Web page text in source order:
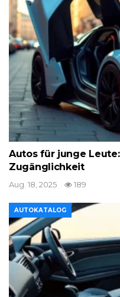
Autos für junge
Zugänglichkeit
Aug. 18, 2025 189
AUTOKATALOG